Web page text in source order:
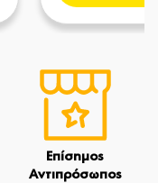
Επίσημος
Αντιπρόσωπος